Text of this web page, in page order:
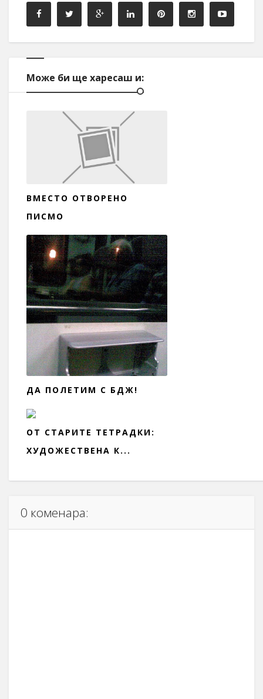
Може би ще харесаш и:
ВМЕСТО ОТВОРЕНО
ПИСМО
ДА ПОЛЕТИМ С БДЖ!
ОТ СТАРИТЕ ТЕТРАДКИ:
ХУДОЖЕСТВЕНА К...
0 коменара: